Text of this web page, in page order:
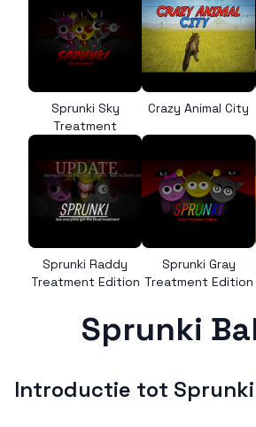
Sprunki Sky
Treatment
Crazy Animal City
Sprunki Raddy
Treatment Edition
Sprunki Gray
Treatment Edition
Sprunki
Introductie tot Sprunki